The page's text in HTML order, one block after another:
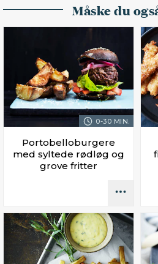
Måske du
0-30 MIN.
Portobelloburgere
med syltede rødløg og
grove fritter